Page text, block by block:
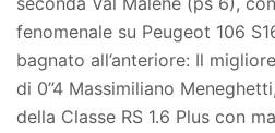
fenomenale su Peugeot 106
bagnato all’anteriore: Il
di 0’’4 Massimiliano
della Classe RS 1.6 Plus con